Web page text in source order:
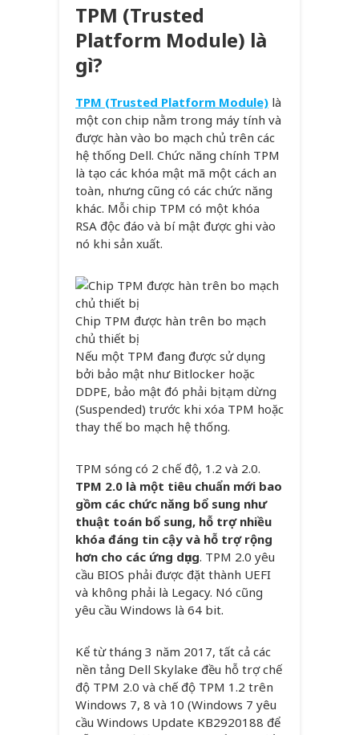
TPM (Trusted
Platform Module) là
gì?
TPM (Trusted Platform Module) là
một con chip nằm trong máy tính và
được hàn vào bo mạch chủ trên các
hệ thống Dell. Chức năng chính TPM
là tạo các khóa mật mã một cách an
toàn, nhưng cũng có các chức năng
khác. Mỗi chip TPM có một khóa
RSA độc đáo và bí mật được ghi vào
nó khi sản xuất.
Chip TPM được hàn trên bo mạch
chủ thiết bị
Nếu một TPM đang được sử dụng
bởi bảo mật như Bitlocker hoặc
DDPE, bảo mật đó phải bị tạm dừng
(Suspended) trước khi xóa TPM hoặc
thay thế bo mạch hệ thống.
TPM sóng có 2 chế độ, 1.2 và 2.0.
TPM 2.0 là một tiêu chuẩn mới bao
gồm các chức năng bổ sung như
thuật toán bổ sung, hỗ trợ nhiều
khóa đáng tin cậy và hỗ trợ rộng
hơn cho các ứng dụng. TPM 2.0 yêu
cầu BIOS phải được đặt thành UEFI
và không phải là Legacy. Nó cũng
yêu cầu Windows là 64 bit.
Kể từ tháng 3 năm 2017, tất cả các
nền tảng Dell Skylake đều hỗ trợ chế
độ TPM 2.0 và chế độ TPM 1.2 trên
Windows 7, 8 và 10 (Windows 7 yêu
cầu Windows Update KB2920188 để